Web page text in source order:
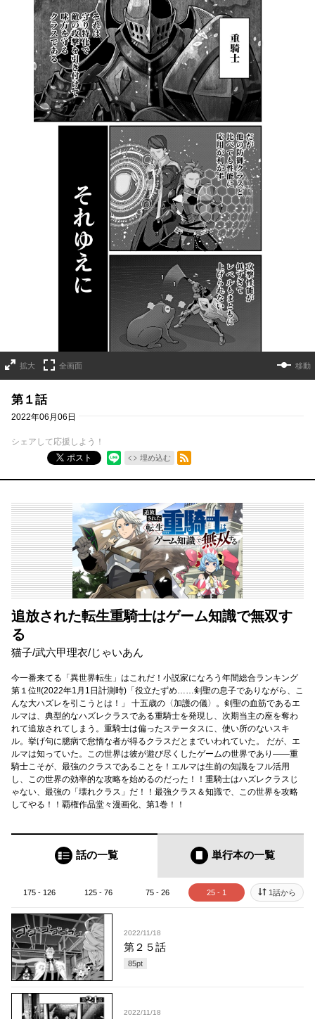
拡大 全画面 移動
第１話
2022年06月06日
シェアして応援しよう！
ポスト
埋め込む
RSSフィード
追放された転生重騎士はゲーム知識で無双す
る
猫子/武六甲理衣/じゃいあん
今一番来てる「異世界転生」はこれだ！小説家になろう年間総合ランキング
第１位!!(2022年1月1日計測時)「役立たずめ……剣聖の息子でありながら、こ
んな大ハズレを引こうとは！」 十五歳の〈加護の儀〉。剣聖の血筋であるエ
ルマは、典型的なハズレクラスである重騎士を発現し、次期当主の座を奪わ
れて追放されてしまう。重騎士は偏ったステータスに、使い所のないスキ
ル。挙げ句に臆病で怠惰な者が得るクラスだとまでいわれていた。 だが、エ
ルマは知っていた。この世界は彼が遊び尽くしたゲームの世界であり――重
騎士こそが、最強のクラスであることを！エルマは生前の知識をフル活用
し、この世界の効率的な攻略を始めるのだった！！重騎士はハズレクラスじ
ゃない、最強の「壊れクラス」だ！！最強クラス＆知識で、この世界を攻略
してやる！！覇権作品堂々漫画化、第1巻！！
話の一覧 単行本の一覧
175 - 126 125 - 76 75 - 26 25 - 1 1話から
2022/11/18
第２５話
85pt
2022/11/18